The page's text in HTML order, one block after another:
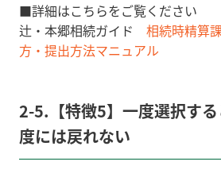
■詳細はこちらをご覧ください
辻・本郷相続ガイド 相続時精算
方・提出方法マニュアル
2-5.【特徴5】一度選択す
度には戻れない